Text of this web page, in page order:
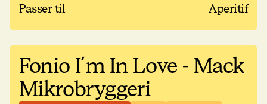
Passer til
Aperitif
Fonio I´m In Love - Mack
Mikrobryggeri